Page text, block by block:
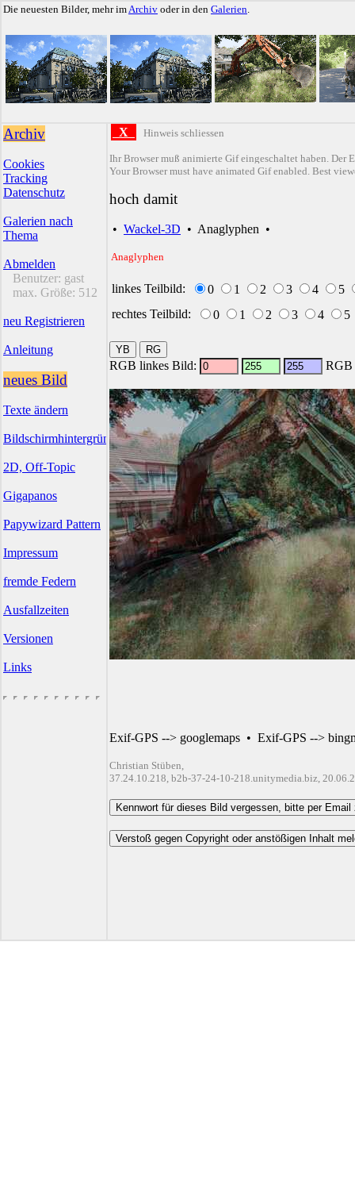
Die neuesten Bilder, mehr imArchiv oder in den Galerien.
Archiv
Cookies
Tracking
Datenschutz
Galerien nach
Thema
Abmelden
Benutzer: gast
max. Größe: 512
neu Registrieren
Anleitung
neues Bild
Texte ändern
Bildschirmhintergründe
2D, Off-Topic
Gigapanos
Papywizard Pattern
Impressum
fremde Federn
Ausfallzeiten
Versionen
Links
X Hinweis schliessen
Ihr Browser muß animierte Gif eingeschaltet haben. Der
Your Browser must have animated Gif enabled. Best
hoch damit
• Wackel-3D • Anaglyphen •
Anaglyphen
linkes Teilbild: 0 1 2 3 4
5
rechtes Teilbild:
0 1 2 3 4 5
RGB linkes Bild: RGB
Exif-GPS --> googlemaps • Exif-GPS -->
Christian Stüben,
37.24.10.218, b2b-37-24-10-218.unitymedia.biz,